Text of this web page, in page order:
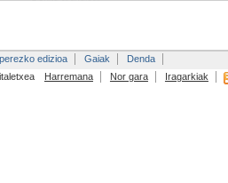
edizioa Gaiak
Denda
Harremana Nor gara Iragarkiak